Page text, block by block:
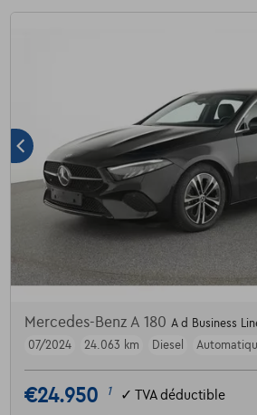
Mercedes-Benz A 180 A d Business
07/2024
24.063 km Diesel
€24.950 1 ✓ TVA déductible